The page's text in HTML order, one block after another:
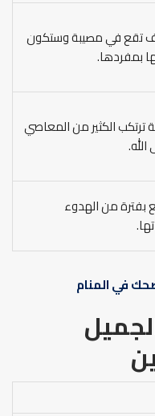
تقع في مصيبة وستكون
بمفردها.
ترتكب الكثير من المعاصي
بفترة من الهدوء
في المنام